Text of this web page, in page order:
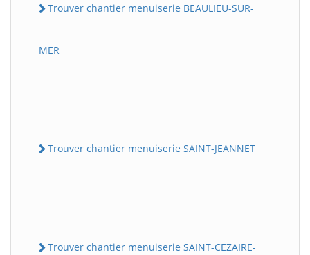
Trouver chantier menuiserie BEAULIEU-SUR-
MER
Trouver chantier menuiserie SAINT-JEANNET
Trouver chantier menuiserie SAINT-CEZAIRE-